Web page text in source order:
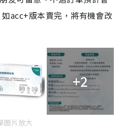
acc+版本賣完，將有機會改
+2
圖片放大